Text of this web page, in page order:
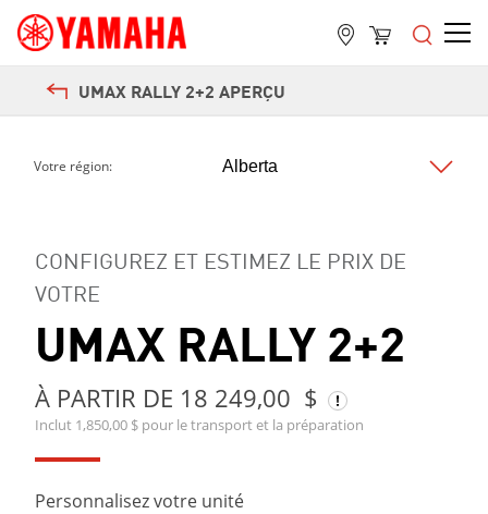
UMAX RALLY 2+2 APERÇU
Votre région:
CONFIGUREZ ET ESTIMEZ LE PRIX DE
VOTRE
UMAX RALLY 2+2
À PARTIR DE 18 249,00 $
Inclut 1,850,00 $ pour le transport et la préparation
Personnalisez votre unité